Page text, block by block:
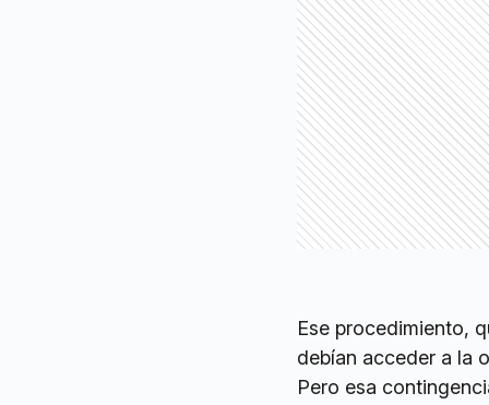
Ese procedimiento,
debían acceder a la
Pero esa